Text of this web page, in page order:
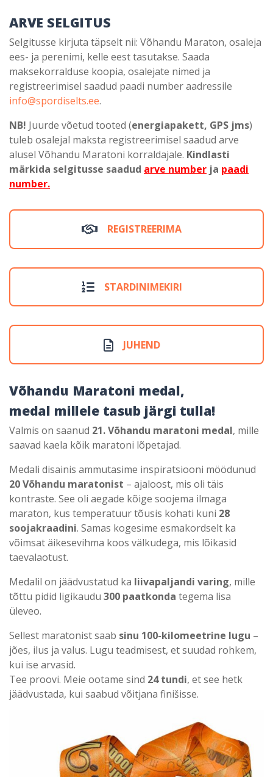
ARVE SELGITUS
Selgitusse kirjuta täpselt nii: Võhandu Maraton, osaleja
ees- ja perenimi, kelle eest tasutakse. Saada
maksekorralduse koopia, osalejate nimed ja
registreerimisel saadud paadi number aadressile
info@spordiselts.ee.
NB! Juurde võetud tooted (energiapakett, GPS jms)
tuleb osalejal maksta registreerimisel saadud arve
alusel Võhandu Maratoni korraldajale. Kindlasti
märkida selgitusse saadud arve number ja paadi
number.
REGISTREERIMA
STARDINIMEKIRI
JUHEND
Võhandu Maratoni medal,
medal millele tasub järgi tulla!
Valmis on saanud 21. Võhandu maratoni medal, mille
saavad kaela kõik maratoni lõpetajad.
Medali disainis ammutasime inspiratsiooni möödunud
20 Võhandu maratonist – ajaloost, mis oli täis
kontraste. See oli aegade kõige soojema ilmaga
maraton, kus temperatuur tõusis kohati kuni 28
soojakraadini. Samas kogesime esmakordselt ka
võimsat äikesevihma koos välkudega, mis lõikasid
taevalaotust.
Medalil on jäädvustatud ka liivapaljandi varing, mille
tõttu pidid ligikaudu 300 paatkonda tegema lisa
üleveo.
Sellest maratonist saab sinu 100-kilomeetrine lugu –
jões, ilus ja valus. Lugu teadmisest, et suudad rohkem,
kui ise arvasid.
Tee proovi. Meie ootame sind 24 tundi, et see hetk
jäädvustada, kui saabud võitjana finišisse.